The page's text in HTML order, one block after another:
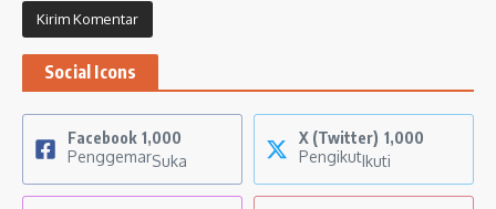
Social Icons
Facebook 1,000
PenggemarSuka
X (Twitter) 1,000
PengikutIkuti